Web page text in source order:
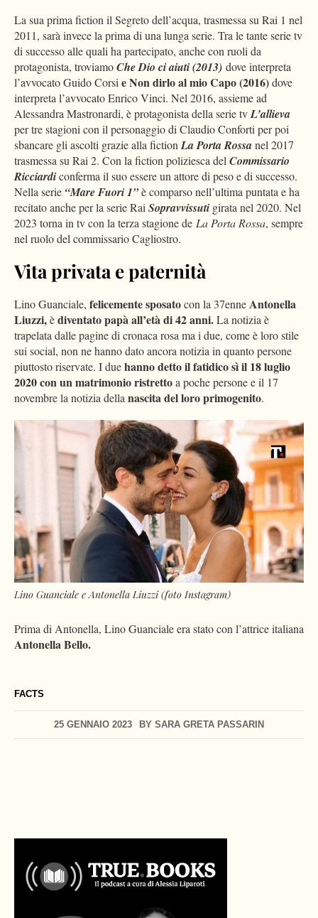
FACTS
25 GENNAIO 2023 BY SARA GRETA PASSARIN
La sua prima fiction il Segreto dell’acqua, trasmessa su Rai 1 nel
2011, sarà invece la prima di una lunga serie. Tra le tante serie tv
di successo alle quali ha partecipato, anche con ruoli da
protagonista, troviamoChe Dio ci aiuti (2013) dove interpreta
l’avvocato Guido Corsi e Non dirlo al mio Capo (2016)dove
interpreta l’avvocato Enrico Vinci. Nel 2016, assieme ad
Alessandra Mastronardi, è protagonista della serie tvL’allieva
per tre stagioni con il personaggio di Claudio Conforti per poi
sbancare gli ascolti grazie alla fictionLa Porta Rossanel 2017
trasmessa su Rai 2. Con la fiction poliziesca del Commissario
Ricciardiconferma il suo essere un attore di peso e di successo.
Nella serie “Mare Fuori 1”è comparso nell’ultima puntata e ha
recitato anche per la serie Rai Sopravvissuti girata nel 2020. Nel
2023 torna in tv con la terza stagione de La Porta Rossa, sempre
nel ruolo del commissario Cagliostro.
Vita privata e paternità
Lino Guanciale, felicemente sposatocon la 37enneAntonella
Liuzzi,èdiventato papà all’età di 42 anni.La notizia è
trapelata dalle pagine di cronaca rosa ma i due, come è loro stile
sui social, non ne hanno dato ancora notizia in quanto persone
piuttosto riservate. I duehanno detto il fatidico sì il 18 luglio
2020 con un matrimonio ristrettoa poche persone e il 17
novembre la notizia della nascita del loro primogenito.
Lino Guanciale e Antonella Liuzzi (foto Instagram)
Prima di Antonella, Lino Guanciale era stato con l’attrice italiana
Antonella Bello.